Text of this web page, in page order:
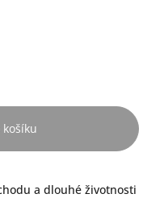
košíku
a dlouhé životnosti